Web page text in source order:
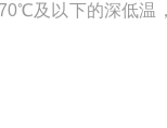
及以下的深低温